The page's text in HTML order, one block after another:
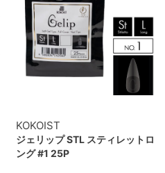
KOKOIST
ジェリップ STL スティレットロ
ング #1 25P